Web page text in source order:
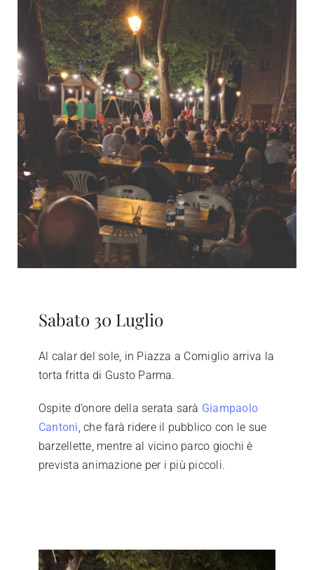
Sabato 30 Luglio
Al calar del sole, in Piazza a Corniglio arriva la
torta fritta di Gusto Parma.
Ospite d’onore della serata sarà Giampaolo
Cantoni, che farà ridere il pubblico con le sue
barzellette, mentre al vicino parco giochi è
prevista animazione per i più piccoli.